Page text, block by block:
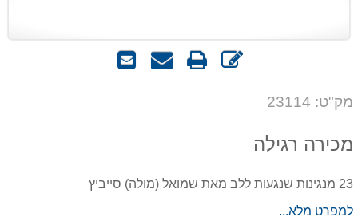
שלח
שאל
הדפס
כתוב
מק"ט: 23114
מכירה רגילה
23 מנגינות שנגעות ללב מאת שמואל (מולה) סייביץ
למפרט מלא...